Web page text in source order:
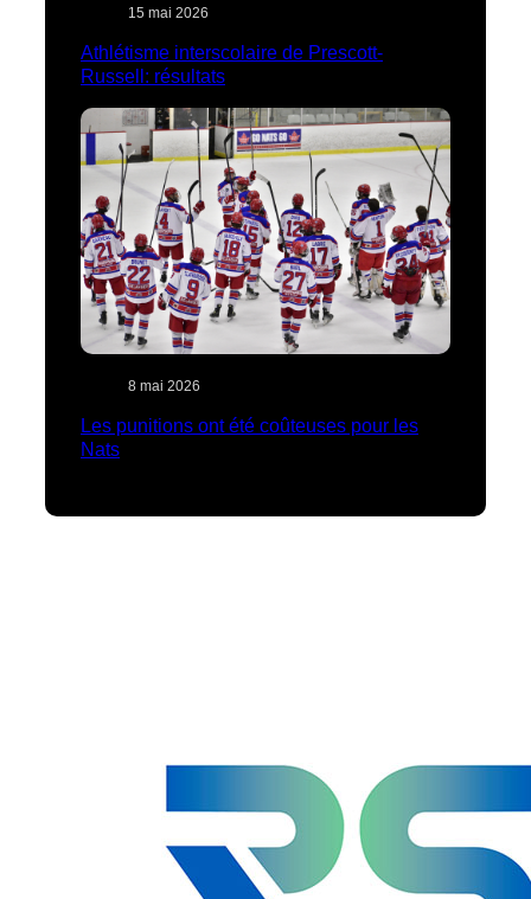
15 mai 2026
Athlétisme interscolaire de Prescott-
Russell: résultats
8 mai 2026
Les punitions ont été coûteuses pour les
Nats